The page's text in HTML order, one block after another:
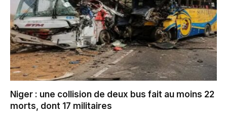
Niger : une collision de deux bus fait au moins 22
morts, dont 17 militaires